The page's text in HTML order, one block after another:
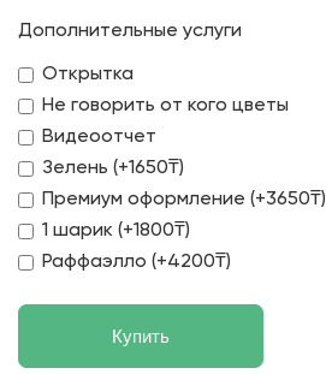
Дополнительные услуги
Открытка
Не говорить от кого цветы
Видеоотчет
Зелень (+1650₸)
Премиум оформление (+3650₸)
1 шарик (+1800₸)
Раффаэлло (+4200₸)
Купить